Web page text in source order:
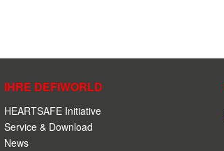
IHRE DEFIWORLD
HEARTSAFE Initiative
Service & Download
News